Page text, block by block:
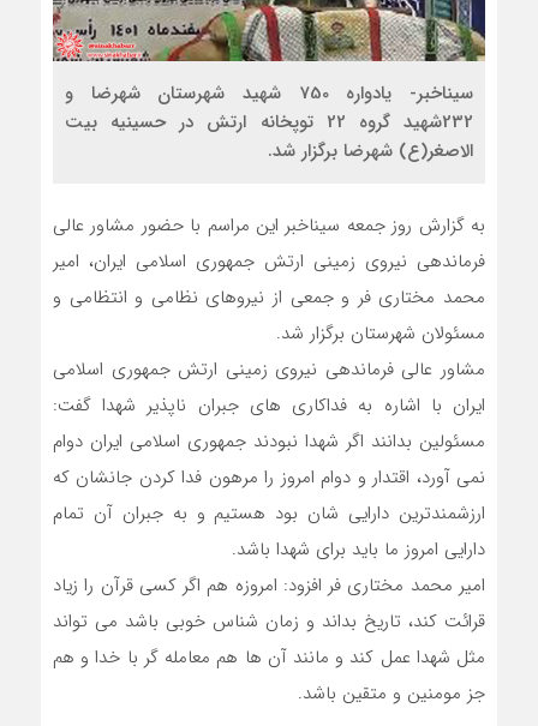
سیناخبر- یادواره 750 شهید شهرستان شهرضا و
232شهید گروه 22 توپخانه ارتش در حسینیه بیت
الاصغر(ع) شهرضا برگزار شد.
به گزارش روز جمعه سیناخبر این مراسم با حضور مشاور عالی
فرماندهی نیروی زمینی ارتش جمهوری اسلامی ایران، امیر
محمد مختاری فر و جمعی از نیروهای نظامی و انتظامی و
مسئولان شهرستان برگزار شد.
مشاور عالی فرماندهی نیروی زمینی ارتش جمهوری اسلامی
ایران با اشاره به فداکاری های جبران ناپذیر شهدا گفت:
مسئولین بدانند اگر شهدا نبودند جمهوری اسلامی ایران دوام
نمی آورد، اقتدار و دوام امروز را مرهون فدا کردن جانشان که
ارزشمندترین دارایی شان بود هستیم و به جبران آن تمام
دارایی امروز ما باید برای شهدا باشد.
امیر محمد مختاری فر افزود: امروزه هم اگر کسی قرآن را زیاد
قرائت کند، تاریخ بداند و زمان شناس خوبی باشد می تواند
مثل شهدا عمل کند و مانند آن ها هم معامله گر با خدا و هم
جز مومنین و متقین باشد.